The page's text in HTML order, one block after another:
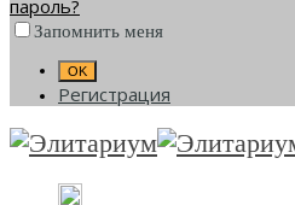
пароль?
Запомнить меня
Регистрация